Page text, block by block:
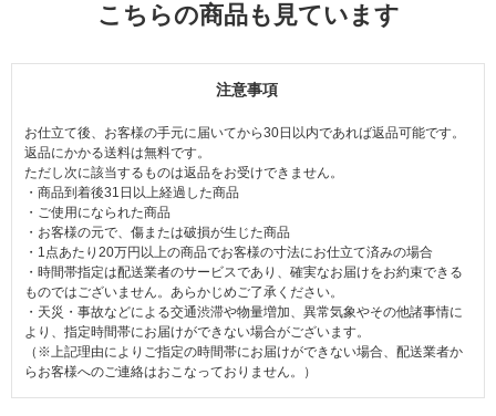
こちらの商品も見ています
注意事項
お仕立て後、お客様の手元に届いてから30日以内であれば返品可能です。
返品にかかる送料は無料です。
ただし次に該当するものは返品をお受けできません。
・商品到着後31日以上経過した商品
・ご使用になられた商品
・お客様の元で、傷または破損が生じた商品
・1点あたり20万円以上の商品でお客様の寸法にお仕立て済みの場合
・時間帯指定は配送業者のサービスであり、確実なお届けをお約束できる
ものではございません。あらかじめご了承ください。
・天災・事故などによる交通渋滞や物量増加、異常気象やその他諸事情に
より、指定時間帯にお届けができない場合がございます。
（※上記理由によりご指定の時間帯にお届けができない場合、配送業者か
らお客様へのご連絡はおこなっておりません。）